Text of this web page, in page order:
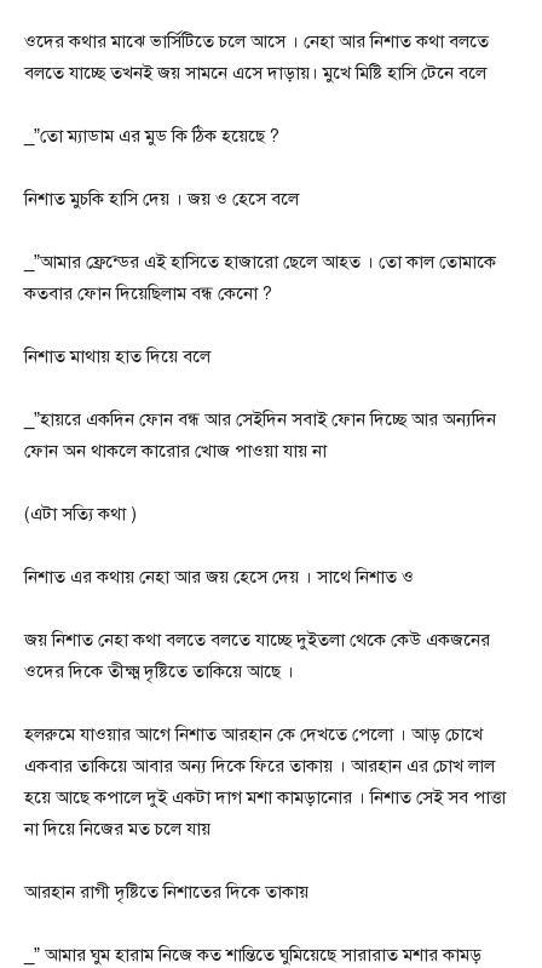
ওদের কথার মাঝে ভার্সিটিতে চলে আসে । নেহা আর নিশাত কথা বলতে
বলতে যাচ্ছে তখনই জয় সামনে এসে দাড়ায়। মুখে মিষ্টি হাসি টেনে বলে
_”তো ম্যাডাম এর মুড কি ঠিক হয়েছে ?
নিশাত মুচকি হাসি দেয় । জয় ও হেসে বলে
_”আমার ফ্রেন্ডের এই হাসিতে হাজারো ছেলে আহত । তো কাল তোমাকে
কতবার ফোন দিয়েছিলাম বন্ধ কেনো ?
নিশাত মাথায় হাত দিয়ে বলে
_”হায়রে একদিন ফোন বন্ধ আর সেইদিন সবাই ফোন দিচ্ছে আর অন্যদিন
ফোন অন থাকলে কারোর খোজ পাওয়া যায় না
(এটা সত্যি কথা )
নিশাত এর কথায় নেহা আর জয় হেসে দেয় । সাথে নিশাত ও
জয় নিশাত নেহা কথা বলতে বলতে যাচ্ছে দুইতলা থেকে কেউ একজনের
ওদের দিকে তীক্ষ্ম দৃষ্টিতে তাকিয়ে আছে ।
হলরুমে যাওয়ার আগে নিশাত আরহান কে দেখতে পেলো । আড় চোখে
একবার তাকিয়ে আবার অন্য দিকে ফিরে তাকায় । আরহান এর চোখ লাল
হয়ে আছে কপালে দুই একটা দাগ মশা কামড়ানোর । নিশাত সেই সব পাত্তা
না দিয়ে নিজের মত চলে যায়
আরহান রাগী দৃষ্টিতে নিশাতের দিকে তাকায়
_” আমার ঘুম হারাম নিজে কত শান্তিতে ঘুমিয়েছে সারারাত মশার কামড়